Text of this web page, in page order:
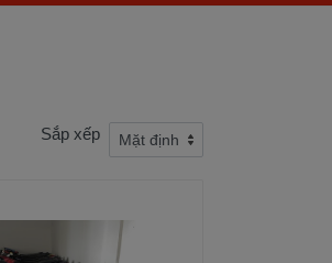
Sắp xếp